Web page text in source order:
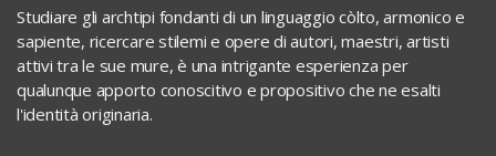
Studiare gli archtipi fondanti di un linguaggio còlto, armonico e
sapiente, ricercare stilemi e opere di autori, maestri, artisti
attivi tra le sue mure, è una intrigante esperienza per
qualunque apporto conoscitivo e propositivo che ne esalti
l'identità originaria.